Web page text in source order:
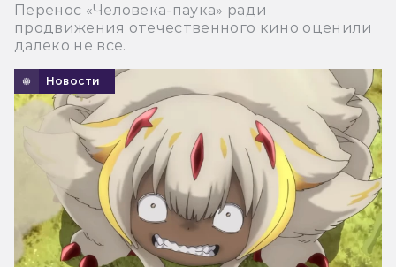
Перенос «Человека-паука» ради
продвижения отечественного кино оценили
далеко не все.
Новости